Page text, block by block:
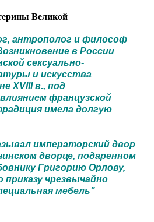
Великой
антрополог и философ
в России
сексуально-
и искусства
XVIII в., под
французской
имела долгую
императорский двор
дворце, подаренном
Григорию Орлову,
чрезвычайно
мебель"